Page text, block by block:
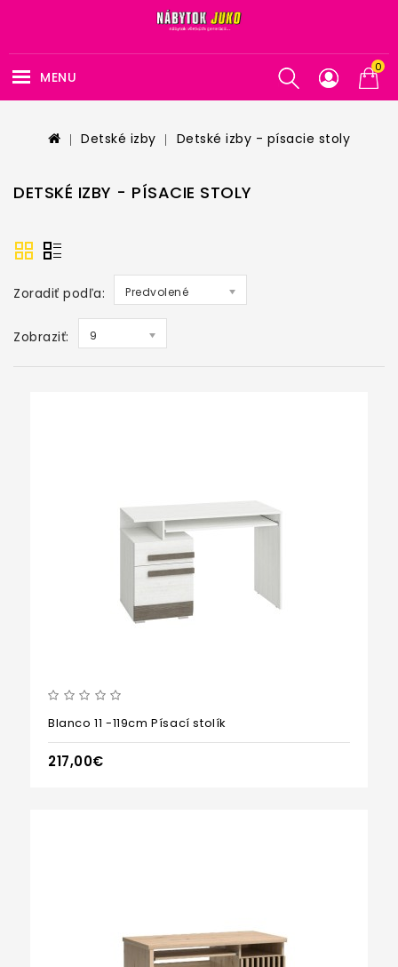
0
MENU
Detské izby Detské izby - písacie stoly
DETSKÉ IZBY - PÍSACIE STOLY
Zoradiť podľa: Predvolené
Zobraziť: 9
Blanco 11 -119cm Písací stolík
217,00€